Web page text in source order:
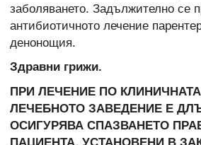
заболяването. Задължително се
антибиотичното лечение
денонощия.
Здравни грижи.
ПРИ ЛЕЧЕНИЕ ПО
ЛЕЧЕБНОТО ЗАВЕДЕНИЕ Е
ОСИГУРЯВА СПАЗВАНЕТО